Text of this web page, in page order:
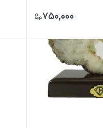
۷۵۰,۰۰۰